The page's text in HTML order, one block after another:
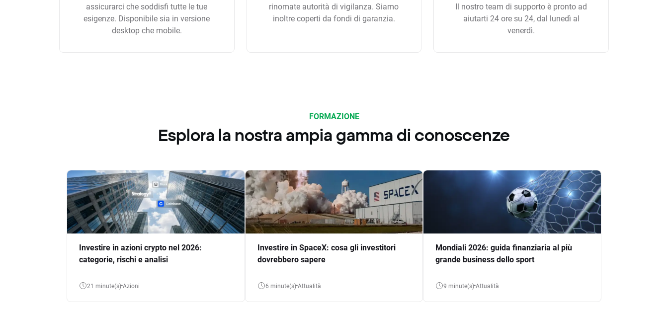
assicurarci che soddisfi tutte le tue
esigenze. Disponibile sia in versione
desktop che mobile.
rinomate autorità di vigilanza. Siamo
inoltre coperti da fondi di garanzia.
Il nostro team di supporto è pronto ad
aiutarti 24 ore su 24, dal lunedì al
venerdì.
FORMAZIONE
Esplora la nostra ampia gamma di conoscenze
Investire in azioni crypto nel 2026:
categorie, rischi e analisi
21 minute(s) Azioni
Investire in SpaceX: cosa gli investitori
dovrebbero sapere
6 minute(s) Attualità
Mondiali 2026: guida finanziaria al più
grande business dello sport
9 minute(s) Attualità